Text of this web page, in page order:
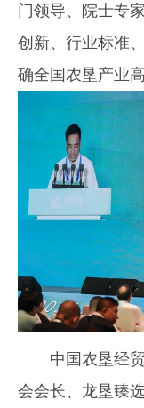
门领导、院士专
创新、行业标准
确全国农垦产业
中国农垦经贸
会会长、龙垦臻